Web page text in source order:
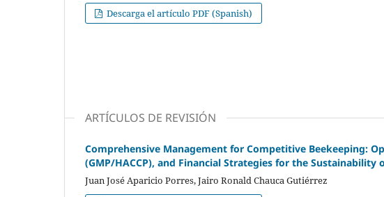
Descarga el artículo PDF (Spanish)
ARTÍCULOS DE REVISIÓN
Comprehensive Management for Competitive Beekeeping:
(GMP/HACCP), and Financial Strategies for the Sustainability
Juan José Aparicio Porres, Jairo Ronald Chauca Gutiérrez